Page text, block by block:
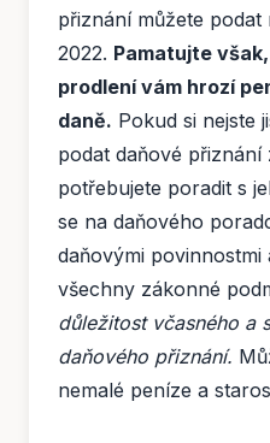
přiznání můžete podat
2022. Pamatujte
prodlení vám hrozí
daně. Pokud si nejste
podat daňové
potřebujete poradit s
se na daňového
daňovými povinnostmi
všechny zákonné
důležitost včasného a
daňového přiznání.
nemalé peníze a